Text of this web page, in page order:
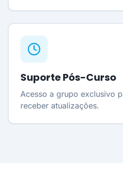
Suporte Pós-Curso
Acesso a grupo exclusivo
receber atualizações.